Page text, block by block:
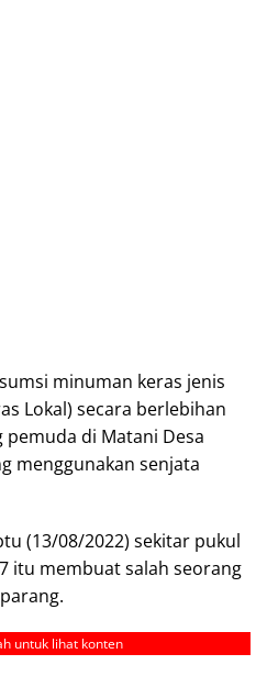
minuman keras jenis
Lokal) secara berlebihan
di Matani Desa
menggunakan senjata
(13/08/2022) sekitar pukul
itu membuat salah seorang
untuk lihat konten